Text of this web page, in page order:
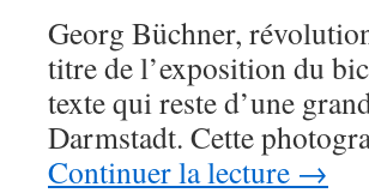
Georg Büchner,
titre de l’exposition du
texte qui reste d’une
Darmstadt. Cette
Continuer la lecture →